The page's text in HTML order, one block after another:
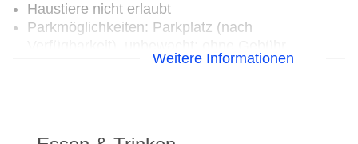
Haustiere nicht erlaubt
Parkmöglichkeiten: Parkplatz (nach
Stellplätze, nicht überdacht: ohne Gebühr
Gebäudeanzahl: 2, Etagen: 5, Zimmer: 398
Weitere Informationen